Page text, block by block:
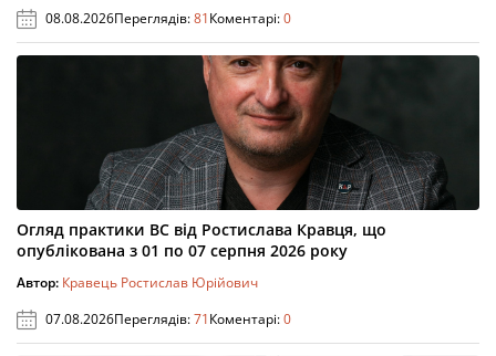
08.08.2026Переглядів:81Коментарі:0
Огляд практики ВС від Ростислава Кравця, що
опублікована з 01 по 07 серпня 2026 року
Автор: Кравець Ростислав Юрійович
07.08.2026Переглядів:71Коментарі:0